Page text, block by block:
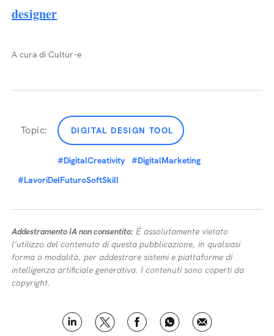
designer
A cura di Cultur-e
Topic: DIGITAL DESIGN TOOL
#DigitalCreativity #DigitalMarketing
#LavoriDelFuturoSoftSkill
Addestramento IA non consentito: É assolutamente vietato
l’utilizzo del contenuto di questa pubblicazione, in qualsiasi
forma o modalità, per addestrare sistemi e piattaforme di
intelligenza artificiale generativa. I contenuti sono coperti da
copyright.